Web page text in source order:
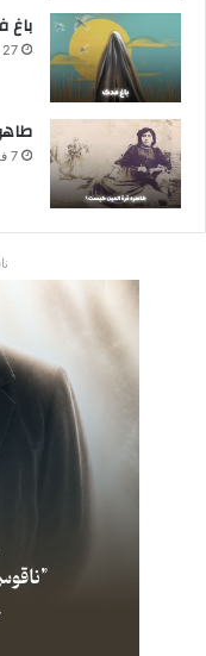
باغ
27 نوامبر, 2023
7 فوریه, 2023